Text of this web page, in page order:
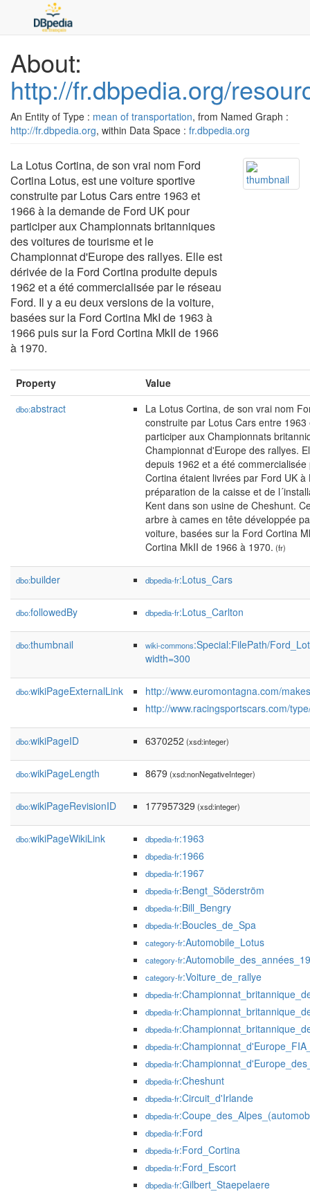
About:
http://fr.dbpedia.org/
An Entity of Type : mean of transportation, from Named Graph :
http://fr.dbpedia.org, within Data Space : fr.dbpedia.org
La Lotus Cortina, de son vrai nom Ford
Cortina Lotus, est une voiture sportive
construite par Lotus Cars entre 1963 et
1966 à la demande de Ford UK pour
participer aux Championnats britanniques
des voitures de tourisme et le
Championnat d'Europe des rallyes. Elle est
dérivée de la Ford Cortina produite depuis
1962 et a été commercialisée par le réseau
Ford. Il y a eu deux versions de la voiture,
basées sur la Ford Cortina MkI de 1963 à
1966 puis sur la Ford Cortina MkII de 1966
à 1970.
Property Value
dbo:abstract
La Lotus Cortina, de son vrai nom
construite par Lotus Cars entre
participer aux Championnats
Championnat d'Europe des rallyes.
depuis 1962 et a été
Cortina étaient livrées par Ford UK
préparation de la caisse et de
Kent dans son usine de Cheshunt.
arbre à cames en tête développée
voiture, basées sur la Ford Cortina
Cortina MkII de 1966 à 1970. (fr)
dbo:builder dbpedia-fr:Lotus_Cars
dbo:followedBy dbpedia-fr:Lotus_Carlton
dbo:thumbnail wiki-commons:Special:FilePath/
width=300
dbo:wikiPageExternalLink
http://www.euromontagna.com/
http://www.racingsportscars.com/
dbo:wikiPageID 6370252 (xsd:integer)
dbo:wikiPageLength 8679 (xsd:nonNegativeInteger)
dbo:wikiPageRevisionID 177957329 (xsd:integer)
dbo:wikiPageWikiLink dbpedia-fr:1963
dbpedia-fr:1966
dbpedia-fr:1967
dbpedia-fr:Bengt_Söderström
dbpedia-fr:Bill_Bengry
dbpedia-fr:Boucles_de_Spa
category-fr:Automobile_Lotus
category-fr
category-fr:Voiture_de_rallye
dbpedia-fr
dbpedia-fr
dbpedia-fr
dbpedia-fr
dbpedia-fr
dbpedia-fr:Cheshunt
dbpedia-fr:Circuit_d'Irlande
dbpedia-fr
dbpedia-fr:Ford
dbpedia-fr:Ford_Cortina
dbpedia-fr:Ford_Escort
dbpedia-fr:Gilbert_Staepelaere